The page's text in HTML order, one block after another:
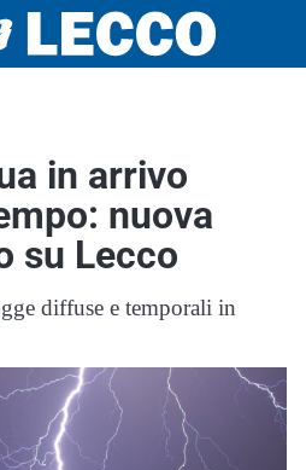
in arrivo
nuova
su Lecco
diffuse e temporali in